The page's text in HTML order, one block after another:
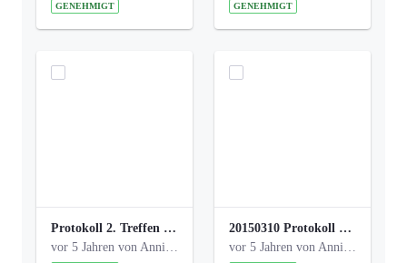
GENEHMIGT GENEHMIGT
Protokoll 2. Treffen 20140315 AG Bismarckplatz.pdf
vor 5 Jahren von Anni Schlumberger
20150310 Protokoll Bismarckplatz_UrbanG_02.pdf
vor 5 Jahren von Anni Schlumberger